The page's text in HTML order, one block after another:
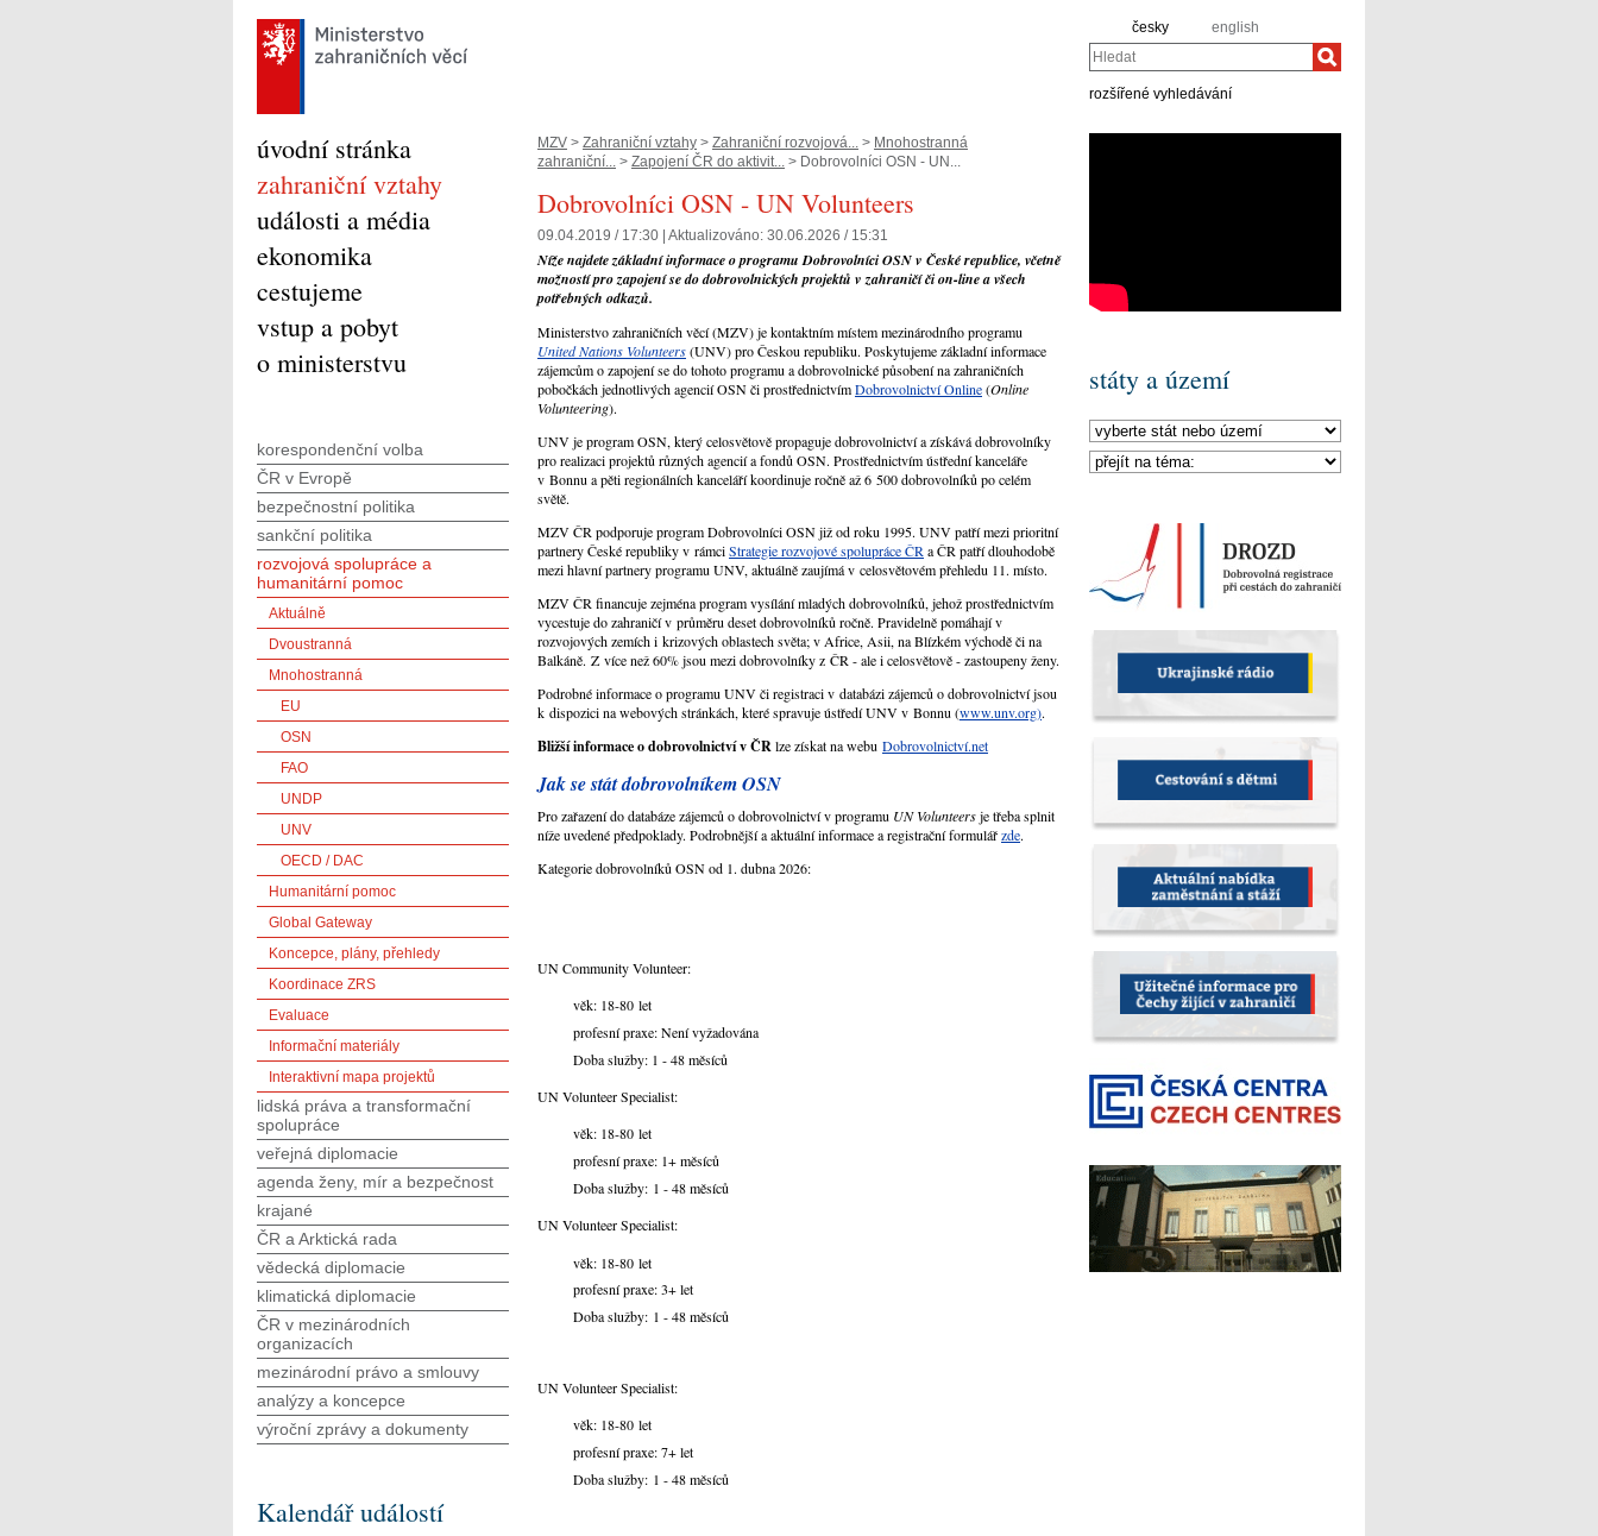
česky english
Hledat
rozšířené vyhledávání
MZV > Zahraniční vztahy > Zahraniční rozvojová... > Mnohostranná
zahraniční... > Zapojení ČR do aktivit... > Dobrovolníci OSN - UN...
Dobrovolníci OSN - UN Volunteers
09.04.2019 / 17:30 | Aktualizováno: 30.06.2026 / 15:31
Níže najdete základní informace o programu Dobrovolníci OSN v České republice, včetně
možností pro zapojení se do dobrovolnických projektů v zahraničí či on-line a všech
potřebných odkazů.
Ministerstvo zahraničních věcí (MZV) je kontaktním místem mezinárodního programu
United Nations Volunteers(UNV) pro Českou republiku. Poskytujeme základní informace
zájemcům o zapojení se do tohoto programu a dobrovolnické působení na zahraničních
pobočkách jednotlivých agencií OSN či prostřednictvímDobrovolnictví Online(Online
Volunteering).
UNV je program OSN, který celosvětově propaguje dobrovolnictví a získává dobrovolníky
pro realizaci projektů různých agencií a fondů OSN. Prostřednictvím ústřední kanceláře
v Bonnu a pěti regionálních kanceláří koordinuje ročně až 6 500 dobrovolníků po celém
světě.
MZV ČR podporuje program Dobrovolníci OSN již od roku 1995. UNV patří mezi prioritní
partnery České republiky v rámciStrategie rozvojové spolupráce ČR a ČR patří dlouhodobě
mezi hlavní partnery programu UNV, aktuálně zaujímá v celosvětovém přehledu 11. místo.
MZV ČR financuje zejména program vysílání mladých dobrovolníků, jehož prostřednictvím
vycestuje do zahraničí v průměru deset dobrovolníků ročně. Pravidelně pomáhají v
rozvojových zemích i krizových oblastech světa; v Africe, Asii, na Blízkém východě či na
Balkáně. Z více než 60% jsou mezi dobrovolníky z ČR - ale i celosvětově - zastoupeny ženy.
Podrobné informace o programu UNV či registraci v databázi zájemců o dobrovolnictví jsou
k dispozici na webových stránkách, které spravuje ústředí UNV v Bonnu (www.unv.org).
Bližší informace o dobrovolnictví v ČRlze získat na webu Dobrovolnictví.net
Jak se stát dobrovolníkem OSN
Pro zařazení do databáze zájemců o dobrovolnictví v programu UN Volunteersje třeba splnit
níže uvedené předpoklady. Podrobnější a aktuální informace a registrační formulářzde.
Kategorie dobrovolníků OSN od 1. dubna 2026:
UN Community Volunteer:
věk: 18-80 let
profesní praxe: Není vyžadována
Doba služby: 1 - 48 měsíců
UN Volunteer Specialist:
věk: 18-80 let
profesní praxe: 1+ měsíců
Doba služby: 1 - 48 měsíců
UN Volunteer Specialist:
věk: 18-80 let
profesní praxe: 3+ let
Doba služby: 1 - 48 měsíců
UN Volunteer Specialist:
věk: 18-80 let
profesní praxe: 7+ let
Doba služby: 1 - 48 měsíců
úvodní stránka
zahraniční vztahy
události a média
ekonomika
cestujeme
vstup a pobyt
o ministerstvu
korespondenční volba
ČR v Evropě
bezpečnostní politika
sankční politika
rozvojová spolupráce a
humanitární pomoc
Aktuálně
Dvoustranná
Mnohostranná
EU
OSN
FAO
UNDP
UNV
OECD / DAC
Humanitární pomoc
Global Gateway
Koncepce, plány, přehledy
Koordinace ZRS
Evaluace
Informační materiály
Interaktivní mapa projektů
lidská práva a transformační
spolupráce
veřejná diplomacie
agenda ženy, mír a bezpečnost
krajané
ČR a Arktická rada
vědecká diplomacie
klimatická diplomacie
ČR v mezinárodních
organizacích
mezinárodní právo a smlouvy
analýzy a koncepce
výroční zprávy a dokumenty
Kalendář událostí
státy a území